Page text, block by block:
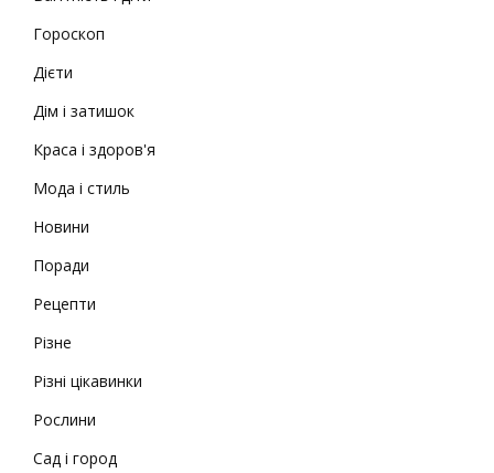
Гороскоп
Дієти
Дім і затишок
Краса і здоров'я
Мода і стиль
Новини
Поради
Рецепти
Різне
Різні цікавинки
Рослини
Сад і город